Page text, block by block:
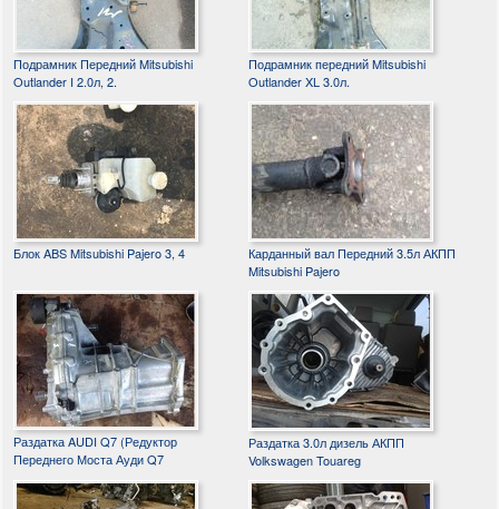
Подрамник Передний Mitsubishi
Outlander I 2.0л, 2.
Подрамник передний Mitsubishi
Outlander XL 3.0л.
Блок ABS Mitsubishi Pajero 3, 4
Карданный вал Передний 3.5л АКПП
Mitsubishi Pajero
Раздатка AUDI Q7 (Редуктор
Переднего Моста Ауди Q7
Раздатка 3.0л дизель АКПП
Volkswagen Touareg